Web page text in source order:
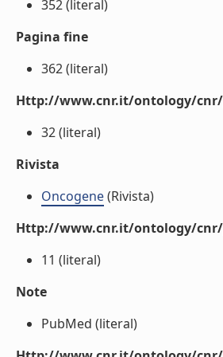
352 (literal)
Pagina fine
362 (literal)
Http://www.cnr.it/ontology/
32 (literal)
Rivista
Oncogene(Rivista)
Http://www.cnr.it/ontology/
11 (literal)
Note
PubMed (literal)